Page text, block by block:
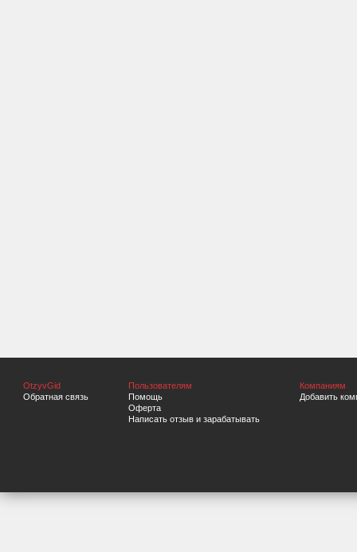
OtzyvGid
Обратная связь
Пользователям
Помощь
Оферта
Написать отзыв и зарабатывать
Компаниям
Добавить